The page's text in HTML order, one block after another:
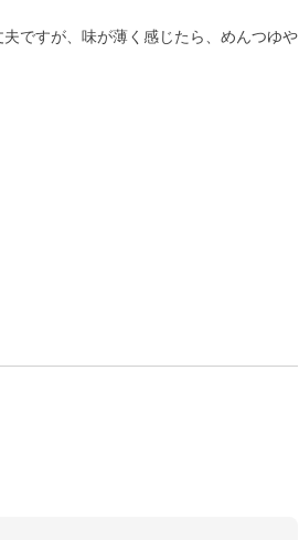
ですが、味が薄く感じたら、めんつゆや